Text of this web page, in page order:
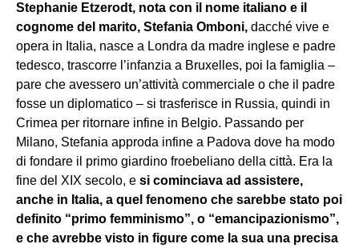
Stephanie Etzerodt, nota con il nome italiano e il
cognome del marito, Stefania Omboni, dacché vive e
opera in Italia, nasce a Londra da madre inglese e padre
tedesco, trascorre l’infanzia a Bruxelles, poi la famiglia –
pare che avessero un’attività commerciale o che il padre
fosse un diplomatico – si trasferisce in Russia, quindi in
Crimea per ritornare infine in Belgio. Passando per
Milano, Stefania approda infine a Padova dove ha modo
di fondare il primo giardino froebeliano della città. Era la
fine del XIX secolo, e si cominciava ad assistere,
anche in Italia, a quel fenomeno che sarebbe stato poi
definito “primo femminismo”, o “emancipazionismo”,
e che avrebbe visto in figure come la sua una precisa